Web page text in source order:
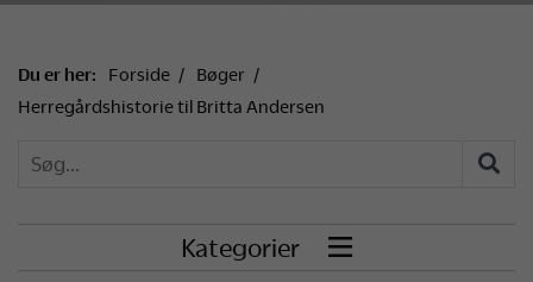
Du er her: Forside
Bøger
Herregårdshistorie til Britta Andersen
Kategorier 